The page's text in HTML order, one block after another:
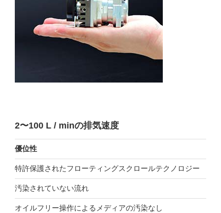
2〜100 L / minの排気速度
優位性
特許保護されたフローティングスクロールテクノロジー
汚染されていない流れ
オイルフリー操作によるメディアの汚染なし